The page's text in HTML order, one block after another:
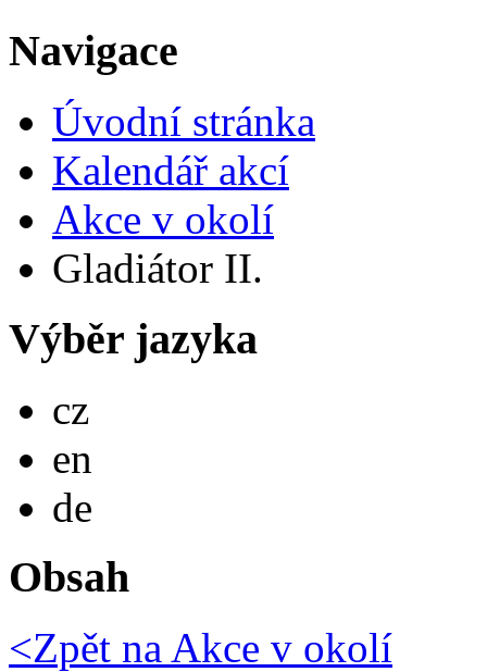
Navigace
Úvodní stránka
Kalendář akcí
Akce v okolí
Gladiátor II.
Výběr jazyka
cz
en
de
Obsah
<Zpět na Akce v okolí